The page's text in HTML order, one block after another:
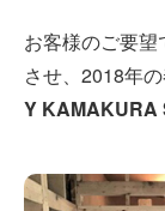
お客様のご要望
させ、2018年
Y KAMAKURA